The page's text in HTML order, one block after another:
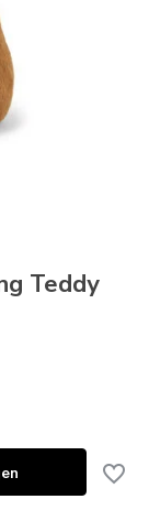
Teddy